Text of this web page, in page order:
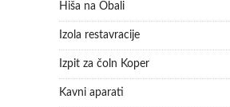
Hiša na Obali
Izola restavracije
Izpit za čoln Koper
Kavni aparati